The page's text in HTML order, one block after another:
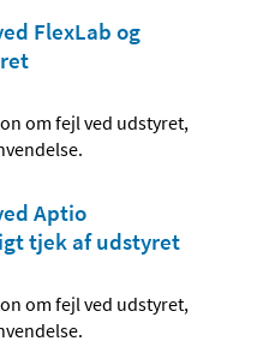
FlexLab og
om fejl ved udstyret,
Aptio
tjek af udstyret
om fejl ved udstyret,